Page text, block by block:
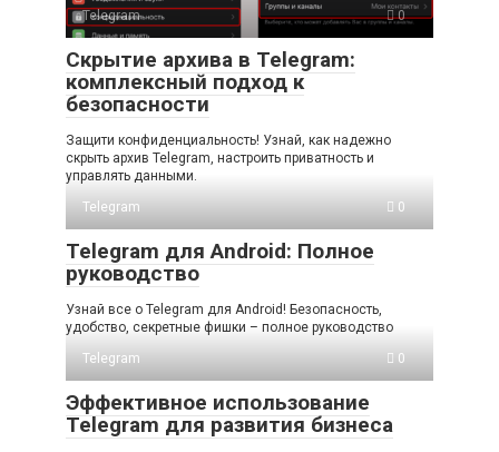
Telegram 0
Скрытие архива в Telegram:
комплексный подход к
безопасности
Защити конфиденциальность! Узнай, как надежно
скрыть архив Telegram, настроить приватность и
управлять данными.
Telegram
0
Telegram для Android: Полное
руководство
Узнай все о Telegram для Android! Безопасность,
удобство, секретные фишки – полное руководство
Telegram
0
Эффективное использование
Telegram для развития бизнеса